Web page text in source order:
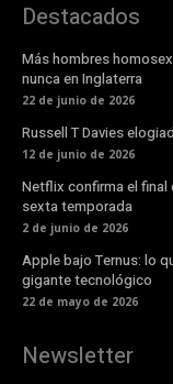
Destacados
Más hombres
nunca en Inglaterra
22 de junio de 2026
Russell T Davies
12 de junio de 2026
Netflix confirma el final
sexta temporada
2 de junio de 2026
Apple bajo Ternus: lo
gigante tecnológico
22 de mayo de 2026
Newsletter